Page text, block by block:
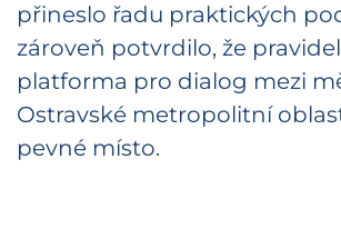
přineslo řadu praktických
zároveň potvrdilo, že
platforma pro dialog mezi
Ostravské metropolitní
pevné místo.